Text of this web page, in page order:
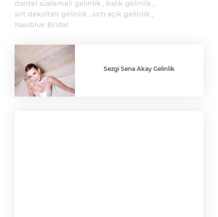
dantel süslemeli gelinlik
balık gelinlik
sırt dekolteli gelinlik
sırtı açık gelinlik
Naviblue Bridal
Sezgi Sena Akay Gelinlik